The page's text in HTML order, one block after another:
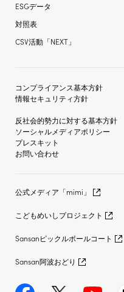
ESGデータ
対照表
CSV活動「NEXT」
コンプライアンス基本方針
情報セキュリティ方針
反社会的勢力に対する基本方針
ソーシャルメディアポリシー
プレスキット
お問い合わせ
公式メディア「mimi」
こどもめいしプロジェクト
Sansanピックルボールコート
Sansan阿波おどり